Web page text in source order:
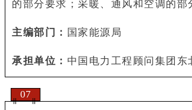
的部分要求；采暖、通风和空调的部
主编部门： 国家能源局
承担单位： 中国电力工程顾问集团
07